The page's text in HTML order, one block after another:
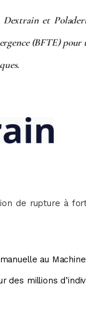
et
(BFTE)
de rupture à
au
des millions